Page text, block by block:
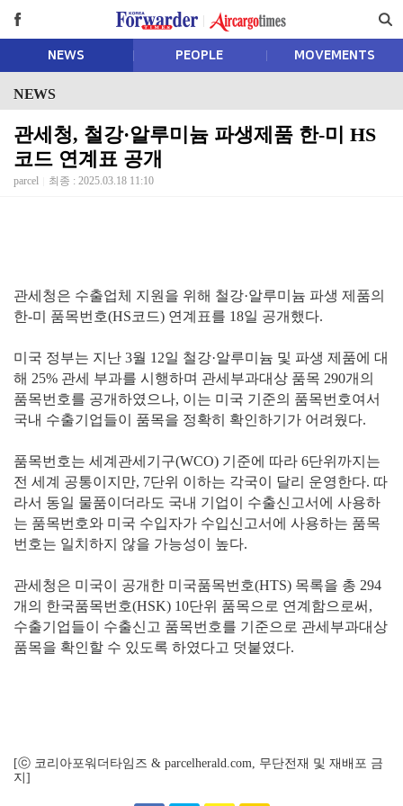
NEWS PEOPLE MOVEMENTS
NEWS
관세청, 철강·알루미늄 파생제품 한-미 HS
코드 연계표 공개
parcel 최종 : 2025.03.18 11:10
관세청은 수출업체 지원을 위해 철강·알루미늄 파생 제품의
한-미 품목번호(HS코드) 연계표를 18일 공개했다.
미국 정부는 지난 3월 12일 철강·알루미늄 및 파생 제품에 대
해 25% 관세 부과를 시행하며 관세부과대상 품목 290개의
품목번호를 공개하였으나, 이는 미국 기준의 품목번호여서
국내 수출기업들이 품목을 정확히 확인하기가 어려웠다.
품목번호는 세계관세기구(WCO) 기준에 따라 6단위까지는
전 세계 공통이지만, 7단위 이하는 각국이 달리 운영한다. 따
라서 동일 물품이더라도 국내 기업이 수출신고서에 사용하
는 품목번호와 미국 수입자가 수입신고서에 사용하는 품목
번호는 일치하지 않을 가능성이 높다.
관세청은 미국이 공개한 미국품목번호(HTS) 목록을 총 294
개의 한국품목번호(HSK) 10단위 품목으로 연계함으로써,
수출기업들이 수출신고 품목번호를 기준으로 관세부과대상
품목을 확인할 수 있도록 하였다고 덧붙였다.
[ⓒ 코리아포워더타임즈 & parcelherald.com, 무단전재 및 재배포 금
지]